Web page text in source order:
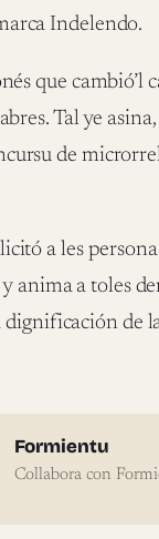
Indelendo.
que cambió’l
Tal ye asina,
de
a les
anima a toles
de
l'autor
Formientu
Collabora con